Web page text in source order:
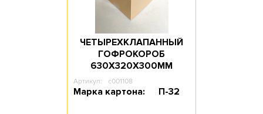
ЧЕТЫРЕХКЛАПАННЫЙ
ГОФРОКОРОБ
630Х320Х300ММ
Артикул: c001108
Марка картона: П-32